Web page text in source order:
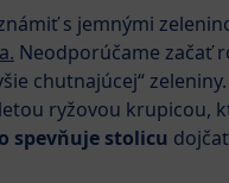
s jemnými
Neodporúčame začať
chutnajúcej“
ryžovou krupicou,
spevňuje stolicu